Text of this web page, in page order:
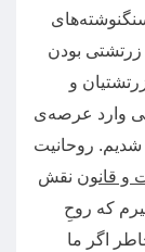
بودن
و
وارد عرصه‌ی
. روحانیت
و قانون نقش
که روحِ
اگر ما